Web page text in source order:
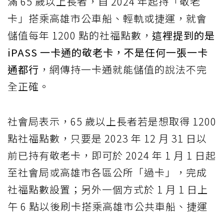
卡」搭乘高雄市公車船、輕軌或捷運，就會
儲值每年 1200 點的社福點數， 這裡提到的是
iPASS 一卡通的敬老卡，不是任何一張一卡
通都行 ，網傳持一卡通就能儲值的說法不完
全正確。
社會局表示，65 歲以上長者若是想取得 1200
點社福點數，只要是 2023 年 12 月 31 日以
前已持有敬老卡，即可於 2024 年 1 月 1 日起
至社會局或高雄市各區公所「過卡」，完成
社福點數設置；另外一個方式於 1 月 1 日上
午 6 點以後刷卡搭乘高雄市公共車船、捷運